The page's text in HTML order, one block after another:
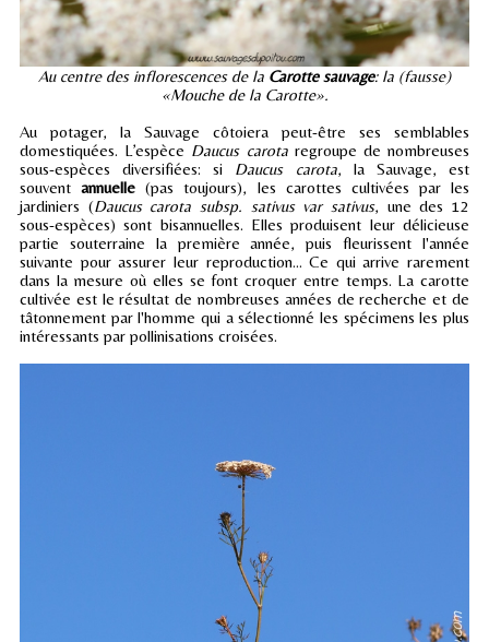
Au centre des inflorescences de la Carotte sauvage: la (fausse)
«Mouche de la Carotte».
Au potager, la Sauvage côtoiera peut-être ses semblables
domestiquées. L’espèce Daucus carotaregroupe de nombreuses
sous-espèces diversifiées: si Daucus carota, la Sauvage, est
souventannuelle(pas toujours), les carottes cultivées par les
jardiniers (Daucus carota subsp. sativus var sativus, une des 12
sous-espèces) sont bisannuelles. Elles produisent leur délicieuse
partie souterraine la première année, puis fleurissent l'année
suivante pour assurer leur reproduction... Ce qui arrive rarement
dans la mesure où elles se font croquer entre temps. La carotte
cultivée est le résultat de nombreuses années de recherche et de
tâtonnement par l'homme qui a sélectionné les spécimens les plus
intéressants par pollinisations croisées.